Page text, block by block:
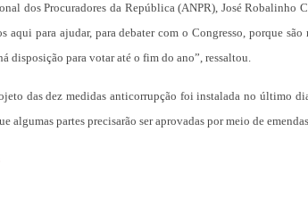
dos Procuradores da República (ANPR), José Robalinho
aqui para ajudar, para debater com o Congresso, porque
disposição para votar até o fim do ano”, ressaltou.
das dez medidas anticorrupção foi instalada no último
algumas partes precisarão ser aprovadas por meio de